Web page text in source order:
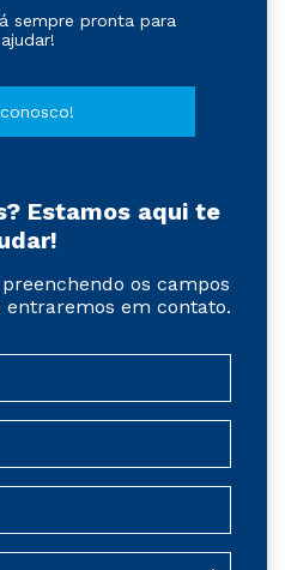
sempre pronta para
Estamos aqui te
os campos
entraremos em contato.